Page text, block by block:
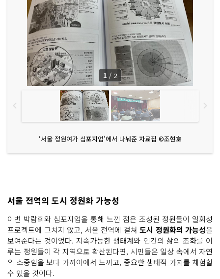
‘서울 정원여가 심포지엄’에서 나눠준 자료집 ©조현호
1 / 2
서울 전역의 도시 정원화 가능성
이번 박람회와 심포지엄을 통해 느낀 점은 조성된 정원들이 일회성
프로젝트에 그치지 않고, 서울 전역에 걸쳐 도시 정원화의 가능성을
보여준다는 것이었다. 지속가능한 생태계와 인간의 삶의 조화를 이
루는 정원들이 각 지역으로 확산된다면, 시민들은 일상 속에서 자연
의 소중함을 보다 가까이에서 느끼고, 중요한 생태적 가치를 체험할
수 있을 것이다.